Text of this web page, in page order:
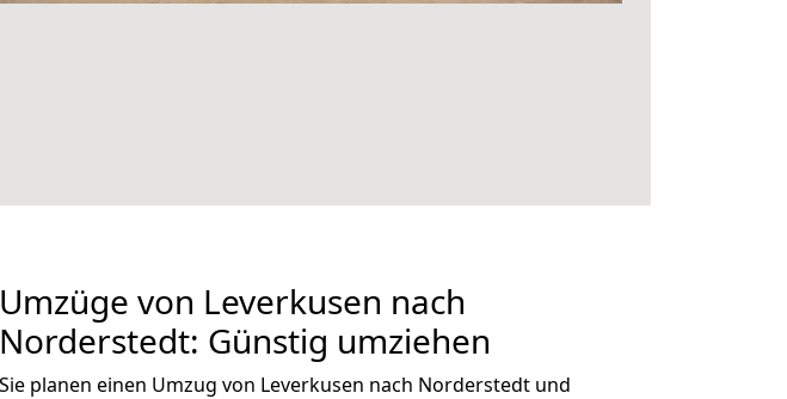
Umzüge von Leverkusen nach
Norderstedt: Günstig umziehen
Sie planen einen Umzug von Leverkusen nach Norderstedt und